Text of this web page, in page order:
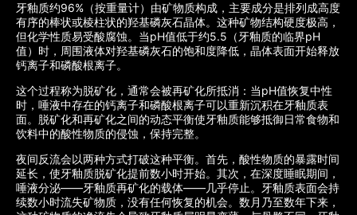
牙釉质约96%（按重量计）由矿物质构成，主要成分是排列成高度
有序的棒状或棱柱状的羟基磷灰石晶体。这种矿物结构硬度极高，
但化学性质易受酸腐蚀。当pH值低于约5.5（牙釉质的临界pH
值）时，周围液体对羟基磷灰石的饱和度降低，晶体表面开始释放
钙离子和磷酸根离子。
这个过程称为脱矿化，通常会被再矿化所抵消：当pH值恢复中性
时，唾液中存在的钙离子和磷酸根离子可以重新沉积在牙釉质表
面。脱矿化和再矿化之间的动态平衡使牙釉质能够抵御日常食物和
饮料中的酸性物质的侵蚀，保持完整。
夜间反流会以两种方式打破这种平衡。首先，酸性物质的暴露时间
延长，使牙釉质脱矿化提前数小时开始。其次，在深度睡眠期间，
唾液分泌——牙釉质再矿化的载体——几乎停止。牙釉质表面会持
续数小时流失矿物质，没有任何恢复的机会。数月乃至数年下来，